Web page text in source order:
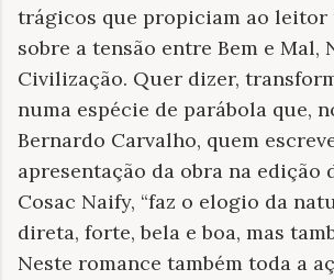
trágicos que propiciam ao leitor
sobre a tensão entre Bem e Mal,
Civilização. Quer dizer,
numa espécie de parábola que,
Bernardo Carvalho, quem
apresentação da obra na edição
Cosac Naify, “faz o elogio da
direta, forte, bela e boa, mas
Neste romance também toda a